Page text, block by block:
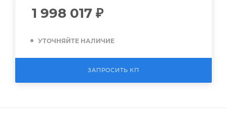
1 998 017 ₽
УТОЧНЯЙТЕ НАЛИЧИЕ
ЗАПРОСИТЬ КП